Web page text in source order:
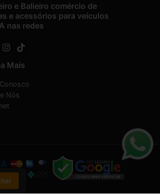
e Balieiro comércio de
e acessórios para veículos
nas redes
Mais
Nós